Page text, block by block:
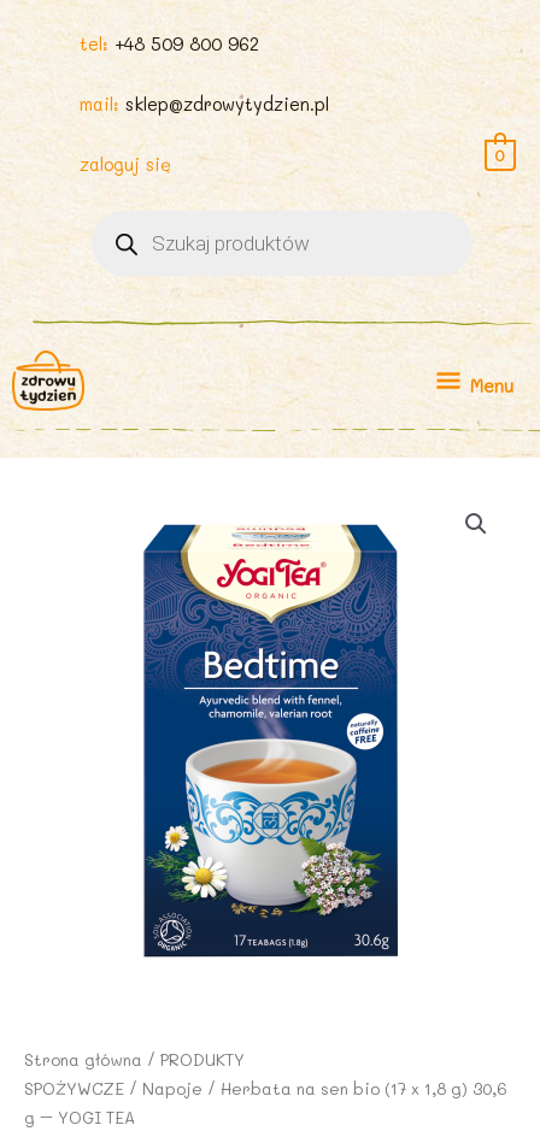
tel: +48 509 800 962
mail: sklep@zdrowytydzien.pl
zaloguj się
produktów
0
Menu
Menu
Strona główna / PRODUKTY
SPOŻYWCZE / Napoje / Herbata na sen bio (17 x 1,8 g) 30,6
g – YOGI TEA